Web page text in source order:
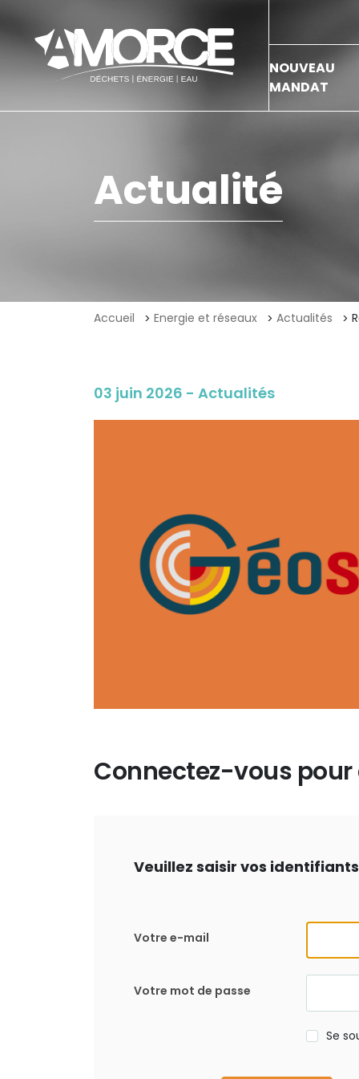
NOUVEAU
MANDAT
Actualité
Accueil Energie et réseaux Actualités
03 juin 2026 - Actualités
Connectez-vous
Veuillez saisir vos
Votre e-mail
Votre mot de passe
Se